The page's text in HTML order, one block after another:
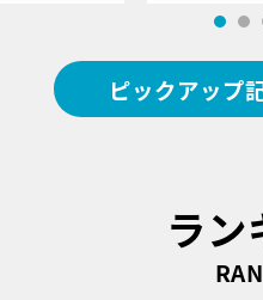
ピックアップ
ラン